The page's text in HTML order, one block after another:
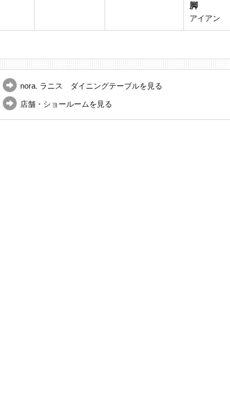
脚
アイアン
nora. ラニス ダイニングテーブルを見る
店舗・ショールームを見る